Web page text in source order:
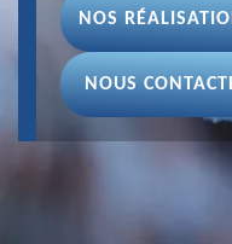
NOS
NOUS